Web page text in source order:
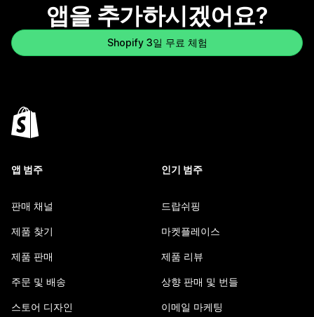
앱을 추가하시겠어요?
Shopify 3일 무료 체험
앱 범주
판매 채널
제품 찾기
제품 판매
주문 및 배송
스토어 디자인
인기 범주
드랍쉬핑
마켓플레이스
제품 리뷰
상향 판매 및 번들
이메일 마케팅